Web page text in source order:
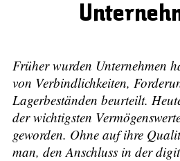
Früher wurden Unternehmen
von Verbindlichkeiten,
Lagerbeständen beurteilt.
der wichtigsten
geworden. Ohne auf ihre
man, den Anschluss in der